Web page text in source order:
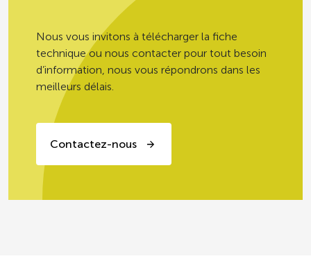
Nous vous invitons à télécharger la fiche
technique ou nous contacter pour tout besoin
d’information, nous vous répondrons dans les
meilleurs délais.
Contactez-nous